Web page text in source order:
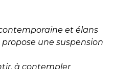
et élans
une suspension
à contempler